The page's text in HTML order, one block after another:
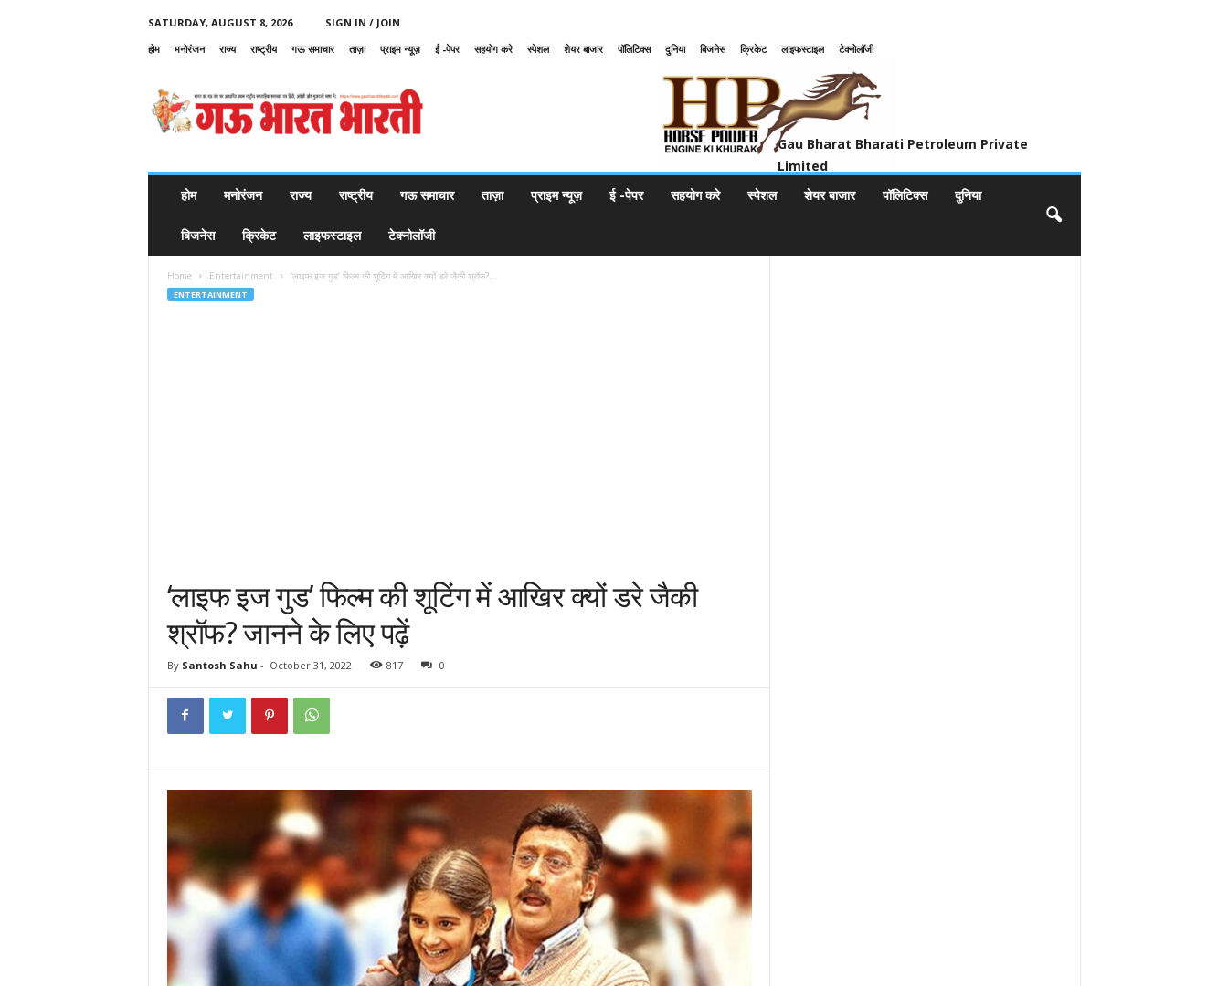
SATURDAY, AUGUST 8, 2026
SIGN IN / JOIN
होम
मनोरंजन राज्य राष्ट्रीय गऊ समाचार ताज़ा प्राइम न्यूज़ ई -पेपर सहयोग करे स्पेशल शेयर बाजार पॉलिटिक्स दुनिया बिजनेस क्रिकेट लाइफस्टाइल
टेक्नोलॉजी
u
Gau Bharat Bharati Petroleum Private
Limited
होम
मनोरंजन राज्य राष्ट्रीय गऊ समाचार ताज़ा प्राइम न्यूज़ ई -पेपर सहयोग करे स्पेशल शेयर बाजार पॉलिटिक्स दुनिया
बिजनेस क्रिकेट लाइफस्टाइल टेक्नोलॉजी
Home Entertainment ‘लाइफ इज गुड’ फिल्म की शूटिंग में आखिर क्यों डरे जैकी श्रॉफ?...
ENTERTAINMENT
‘लाइफ इज गुड’ फिल्म की शूटिंग में आखिर क्यों डरे जैकी
श्रॉफ? जानने के लिए पढ़ें
By Santosh Sahu - October 31, 2022 817 0